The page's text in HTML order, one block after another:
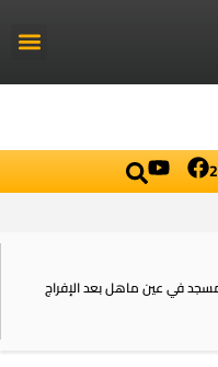
في عين ماهل بعد الإفراج